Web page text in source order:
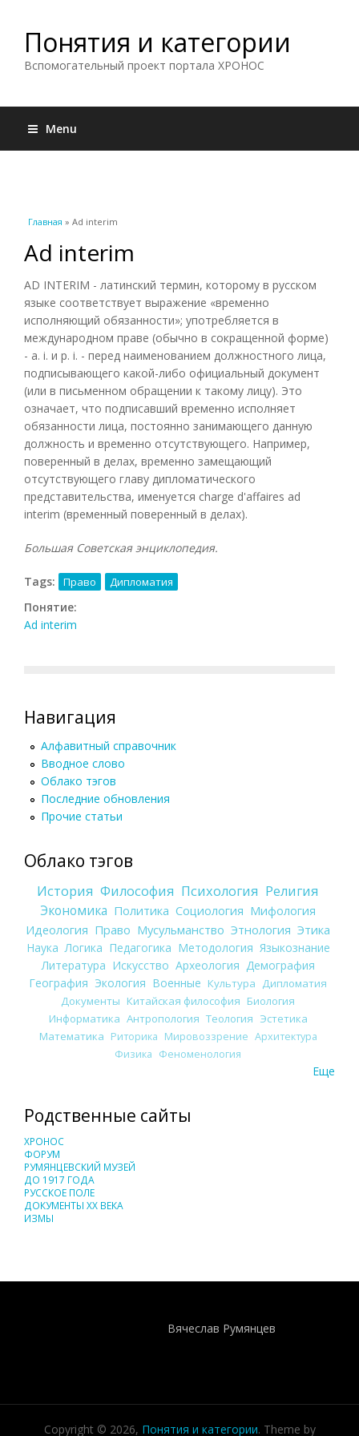
Понятия и категории
Вспомогательный проект портала ХРОНОС
Menu
Вы здесь
Главная » Ad interim
Ad interim
AD INTERIM - латинский термин, которому в русском
языке соответствует выражение «временно
исполняющий обязанности»; употребляется в
международном праве (обычно в сокращенной форме)
- a. i. и p. i. - перед наименованием должностного лица,
подписывающего какой-либо официальный документ
(или в письменном обращении к такому лицу). Это
означает, что подписавший временно исполняет
обязанности лица, постоянно занимающего данную
должность и временно отсутствующего. Например,
поверенный в делах, временно замещающий
отсутствующего главу дипломатического
представительства, именуется charge d'affaires ad
interim (временный поверенный в делах).
Большая Советская энциклопедия.
Tags: Право Дипломатия
Понятие:
Ad interim
Навигация
Алфавитный справочник
Вводное слово
Облако тэгов
Последние обновления
Прочие статьи
Облако тэгов
История Философия Психология Религия
Экономика Политика Социология Мифология
Идеология Право Мусульманство Этнология Этика
Наука Логика Педагогика Методология Языкознание
Литература Искусство Археология Демография
География Экология Военные Культура
Дипломатия
Документы Китайская философия Биология
Информатика Антропология Теология Эстетика
Математика Риторика Мировоззрение Архитектура
Физика Феноменология
Еще
Родственные сайты
ХРОНОС
ФОРУМ
РУМЯНЦЕВСКИЙ МУЗЕЙ
ДО 1917 ГОДА
РУССКОЕ ПОЛЕ
ДОКУМЕНТЫ XX ВЕКА
ИЗМЫ
Вячеслав Румянцев
Copyright © 2026, Понятия и категории. Theme by